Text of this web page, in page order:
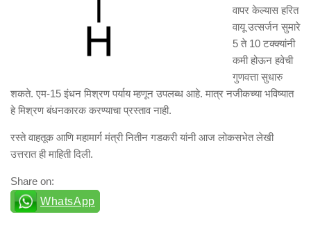
वापर केल्यास हरित
वायू उत्सर्जन सुमारे
5 ते 10 टक्क्यांनी
कमी होऊन हवेची
गुणवत्ता सुधारु
शकते. एम-15 इंधन मिश्रण पर्याय म्हणून उपलब्ध आहे. मात्र नजीकच्या भविष्यात
हे मिश्रण बंधनकारक करण्याचा प्रस्ताव नाही.
रस्ते वाहतूक आणि महामार्ग मंत्री नितीन गडकरी यांनी आज लोकसभेत लेखी
उत्तरात ही माहिती दिली.
Share on:
WhatsApp